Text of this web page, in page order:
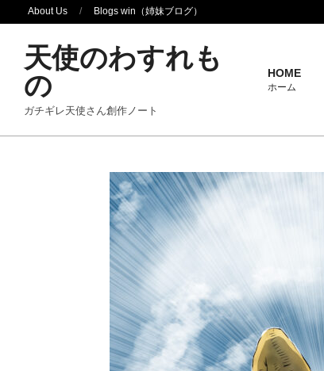
content
About Us Blogs win（姉妹ブログ）
天使のわすれも
の
ガチギレ天使さん創作ノート
HOME
ホーム